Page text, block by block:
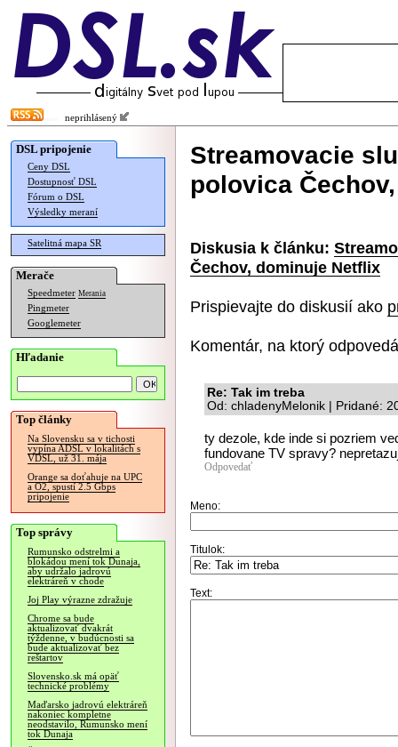
neprihlásený
DSL pripojenie
Ceny DSL
Dostupnosť DSL
Fórum o DSL
Výsledky meraní
Satelitná mapa SR
Merače
Speedmeter Merania
Pingmeter
Googlemeter
Hľadanie
Top články
Na Slovensku sa v tichosti
vypína ADSL v lokalitách s
VDSL, už 31. mája
Orange sa doťahuje na UPC
a O2, spustí 2.5 Gbps
pripojenie
Top správy
Rumunsko odstrelmi a
blokádou mení tok Dunaja,
aby udržalo jadrovú
elektráreň v chode
Joj Play výrazne zdražuje
Chrome sa bude
aktualizovať dvakrát
týždenne, v budúcnosti sa
bude aktualizovať bez
reštartov
Slovensko.sk má opäť
technické problémy
Maďarsko jadrovú elektráreň
nakoniec kompletne
neodstavilo, Rumunsko mení
tok Dunaja
Streamovacie
polovica
Diskusia k článku:
Čechov, dominuje Netflix
Prispievajte do diskusií ako
Komentár, na ktorý
Re: Tak im treba
Od: chladenyMelonik | Pridané:
ty dezole, kde inde si pozriem
fundovane TV spravy?
Odpovedať
Meno:
Titulok:
Text: